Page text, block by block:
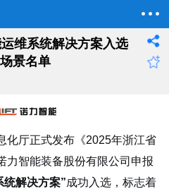
维系统解决方案入选
景名单
化厅正式发布《2025年浙江省
力智能装备股份有限公司申报
统解决方案”成功入选，标志着